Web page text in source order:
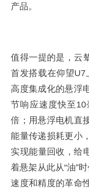
产品。
值得一提的是，云
首发搭载在仰望
高度集成化的悬浮
节响应速度快至
倍；用悬浮电机直
能量传递损耗更小
实现能量回收，给
着悬架从此从“油”
速度和精度的革命